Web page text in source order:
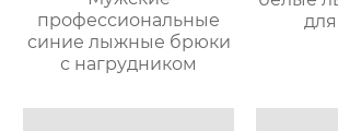
профессиональные
синие лыжные брюки
с нагрудником